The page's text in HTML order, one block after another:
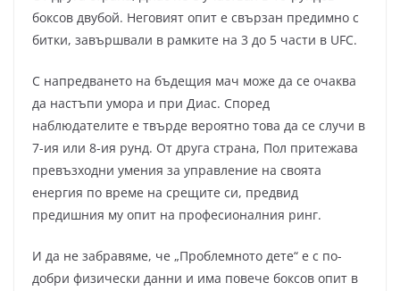
боксов двубой. Неговият опит е свързан предимно с
битки, завършвали в рамките на 3 до 5 части в UFC.
С напредването на бъдещия мач може да се очаква
да настъпи умора и при Диас. Според
наблюдателите е твърде вероятно това да се случи в
7-ия или 8-ия рунд. От друга страна, Пол притежава
превъзходни умения за управление на своята
енергия по време на срещите си, предвид
предишния му опит на професионалния ринг.
И да не забравяме, че „Проблемното дете“ е с по-
добри физически данни и има повече боксов опит в